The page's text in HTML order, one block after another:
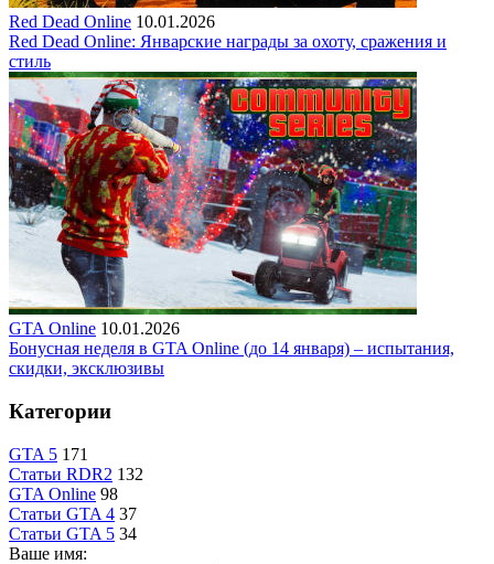
Red Dead Online 10.01.2026
Red Dead Online: Январские награды за охоту, сражения и
стиль
GTA Online 10.01.2026
Бонусная неделя в GTA Online (до 14 января) – испытания,
скидки, эксклюзивы
Категории
GTA 5 171
Статьи RDR2 132
GTA Online 98
Статьи GTA 4 37
Статьи GTA 5 34
Ваше имя: